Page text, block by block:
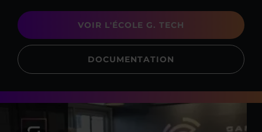
VOIR L'ÉCOLE G. TECH
DOCUMENTATION